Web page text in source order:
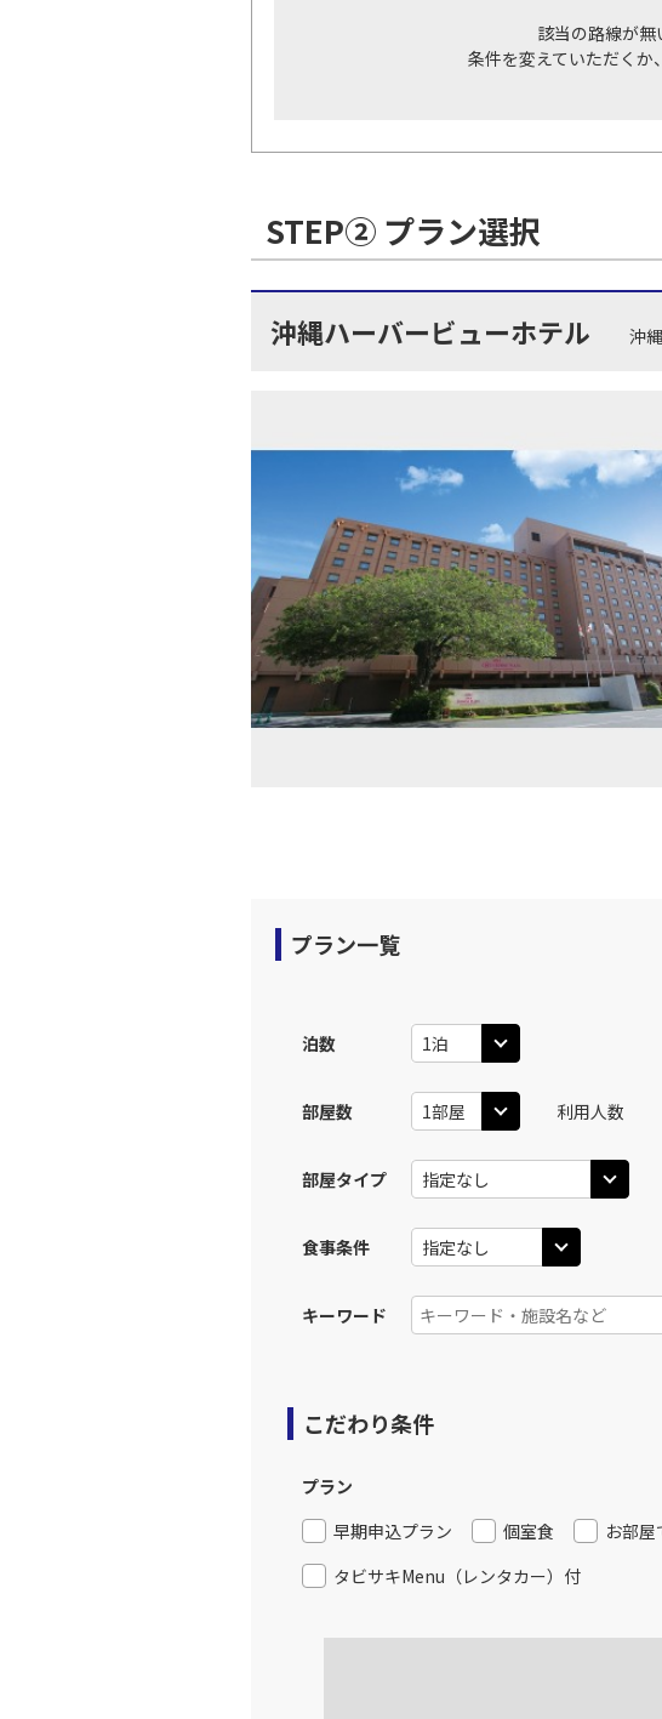
該当の路線が無
条件を変えていただくか
STEP② プラン選択
沖縄ハーバービューホテル 沖
プラン一覧
泊数
部屋数 利用人数
部屋タイプ
食事条件
キーワード
こだわり条件
プラン
早期申込プラン
個室食 お部屋
タビサキMenu（レンタカー）付